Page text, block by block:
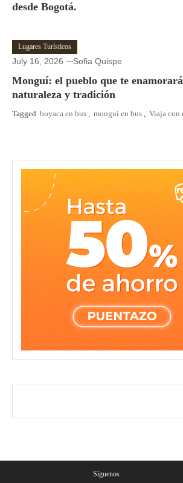
desde Bogotá.
Lugares Turísticos
July 16, 2026 Sofia Quispe
Monguí: el pueblo que te
naturaleza y tradición
Tagged boyaca en bus , mongui en bus , Viaja con
Síguenos